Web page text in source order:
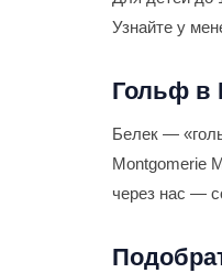
Узнайте у
Гольф в
Белек —
Montgomerie
через нас —